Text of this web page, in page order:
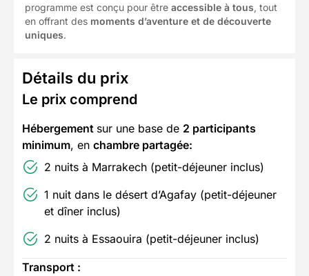
programme est conçu pour être accessible à tous, tout
en offrant des moments d’aventure et de découverte
uniques.
Détails du prix
Le prix comprend
Hébergement sur une base de 2 participants
minimum, en chambre partagée:
2 nuits à Marrakech (petit-déjeuner inclus)
1 nuit dans le désert d’Agafay (petit-déjeuner
et dîner inclus)
2 nuits à Essaouira (petit-déjeuner inclus)
Transport :